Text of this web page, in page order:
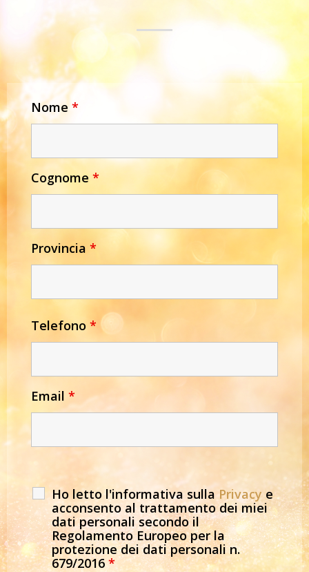
Nome *
Cognome *
Provincia *
Telefono *
Email *
Ho letto l'informativa sullaPrivacy e
acconsento al trattamento dei miei
dati personali secondo il
Regolamento Europeo per la
protezione dei dati personali n.
679/2016*